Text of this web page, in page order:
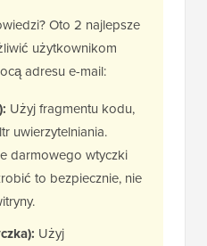
Oto 2 najlepsze
użytkownikom
adresu e-mail:
Użyj fragmentu kodu,
uwierzytelniania.
darmowego wtyczki
to bezpiecznie, nie
Użyj